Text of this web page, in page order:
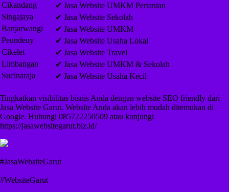
Cikandang
✔ Jasa Website UMKM Pertanian
Singajaya
✔ Jasa Website Sekolah
Banjarwangi
✔ Jasa Website UMKM
Peundeuy
✔ Jasa Website Usaha Lokal
Cikelet
✔ Jasa Website Travel
Limbangan
✔ Jasa Website UMKM & Sekolah
Sucinaraja
✔ Jasa Website Usaha Kecil
Tingkatkan visibilitas bisnis Anda dengan website SEO friendly dari
Jasa Website Garut. Website Anda akan lebih mudah ditemukan di
Google. Hubungi 085722250509 atau kunjungi
https://jasawebsitegarut.biz.id/
#JasaWebsiteGarut
#WebsiteGarut